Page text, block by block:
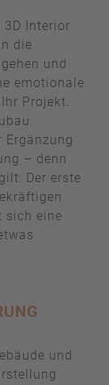
Interior
die
und
emotionale
Projekt.
– denn
Der erste
sich eine
und